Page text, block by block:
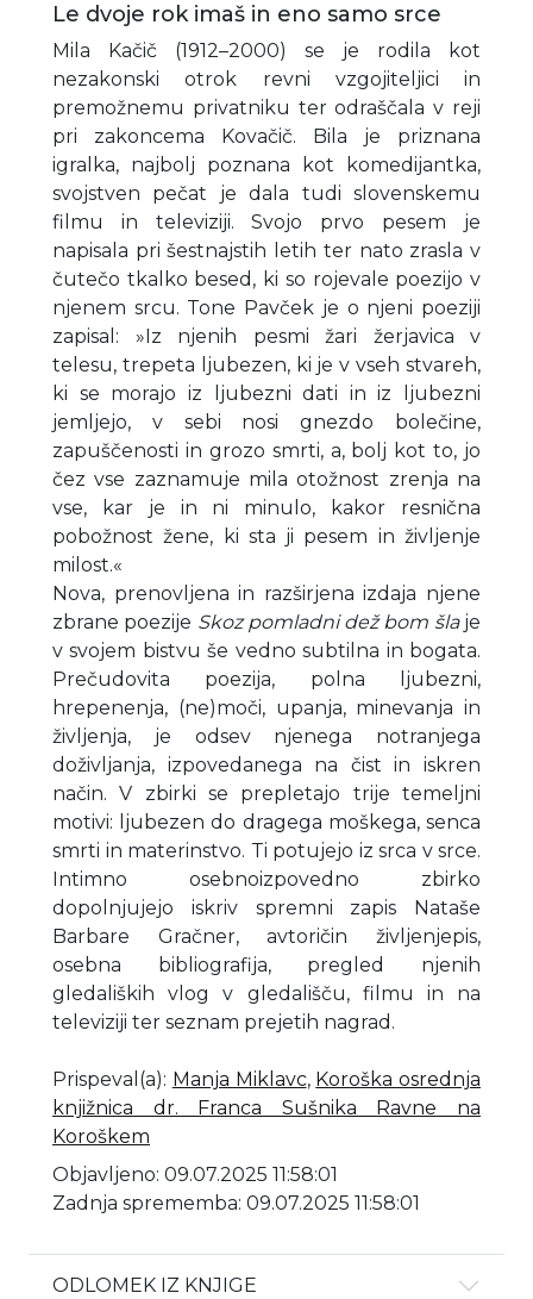
Le dvoje rok imaš in eno samo srce
Mila Kačič (1912–2000) se je rodila kot
nezakonski otrok revni vzgojiteljici in
premožnemu privatniku ter odraščala v reji
pri zakoncema Kovačič. Bila je priznana
igralka, najbolj poznana kot komedijantka,
svojstven pečat je dala tudi slovenskemu
filmu in televiziji. Svojo prvo pesem je
napisala pri šestnajstih letih ter nato zrasla v
čutečo tkalko besed, ki so rojevale poezijo v
njenem srcu. Tone Pavček je o njeni poeziji
zapisal: »Iz njenih pesmi žari žerjavica v
telesu, trepeta ljubezen, ki je v vseh stvareh,
ki se morajo iz ljubezni dati in iz ljubezni
jemljejo, v sebi nosi gnezdo bolečine,
zapuščenosti in grozo smrti, a, bolj kot to, jo
čez vse zaznamuje mila otožnost zrenja na
vse, kar je in ni minulo, kakor resnična
pobožnost žene, ki sta ji pesem in življenje
milost.«
Nova, prenovljena in razširjena izdaja njene
zbrane poezije Skoz pomladni dež bom šlaje
v svojem bistvu še vedno subtilna in bogata.
Prečudovita poezija, polna ljubezni,
hrepenenja, (ne)moči, upanja, minevanja in
življenja, je odsev njenega notranjega
doživljanja, izpovedanega na čist in iskren
način. V zbirki se prepletajo trije temeljni
motivi: ljubezen do dragega moškega, senca
smrti in materinstvo. Ti potujejo iz srca v srce.
Intimno osebnoizpovedno zbirko
dopolnjujejo iskriv spremni zapis Nataše
Barbare Gračner, avtoričin življenjepis,
osebna bibliografija, pregled njenih
gledaliških vlog v gledališču, filmu in na
televiziji ter seznam prejetih nagrad.
Prispeval(a): Manja Miklavc, Koroška osrednja
knjižnica dr. Franca Sušnika Ravne na
Koroškem
Objavljeno: 09.07.2025 11:58:01
Zadnja sprememba: 09.07.2025 11:58:01
ODLOMEK IZ KNJIGE